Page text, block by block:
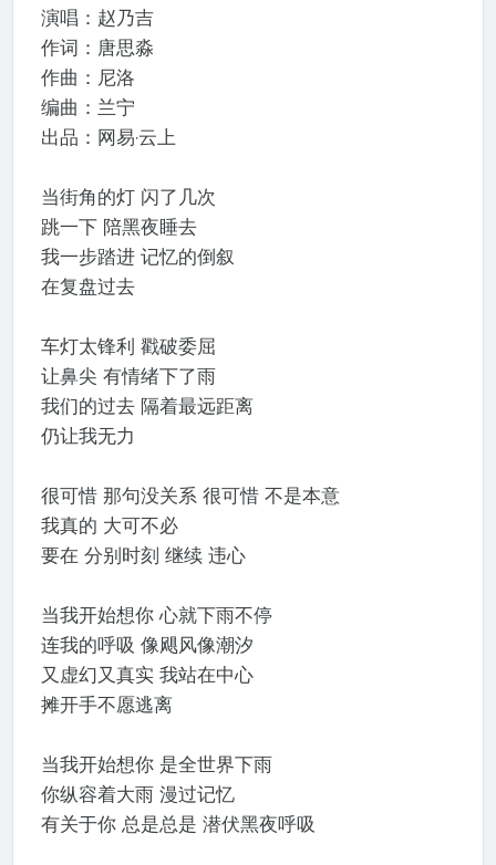
演唱：赵乃吉
作词：唐思淼
作曲：尼洛
编曲：兰宁
出品：网易·云上
当街角的灯 闪了几次
跳一下 陪黑夜睡去
我一步踏进 记忆的倒叙
在复盘过去
车灯太锋利 戳破委屈
让鼻尖 有情绪下了雨
我们的过去 隔着最远距离
仍让我无力
很可惜 那句没关系 很可惜 不是本意
我真的 大可不必
要在 分别时刻 继续 违心
当我开始想你 心就下雨不停
连我的呼吸 像飓风像潮汐
又虚幻又真实 我站在中心
摊开手不愿逃离
当我开始想你 是全世界下雨
你纵容着大雨 漫过记忆
有关于你 总是总是 潜伏黑夜呼吸